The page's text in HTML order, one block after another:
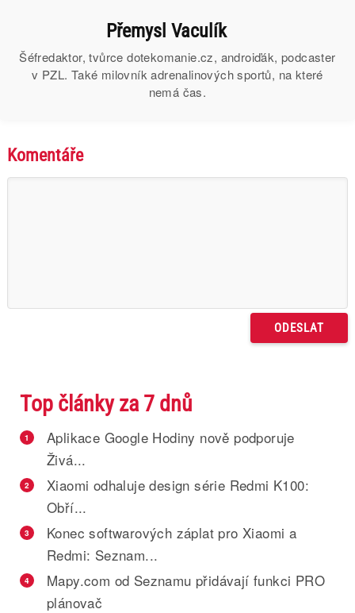
Přemysl Vaculík
Šéfredaktor, tvůrce dotekomanie.cz, androiďák, podcaster
v PZL. Také milovník adrenalinových sportů, na které
nemá čas.
Komentáře
Top články za 7 dnů
1
Aplikace Google Hodiny nově podporuje
Živá...
2
Xiaomi odhaluje design série Redmi K100:
Obří...
3
Konec softwarových záplat pro Xiaomi a
Redmi: Seznam...
4
Mapy.com od Seznamu přidávají funkci PRO
plánovač